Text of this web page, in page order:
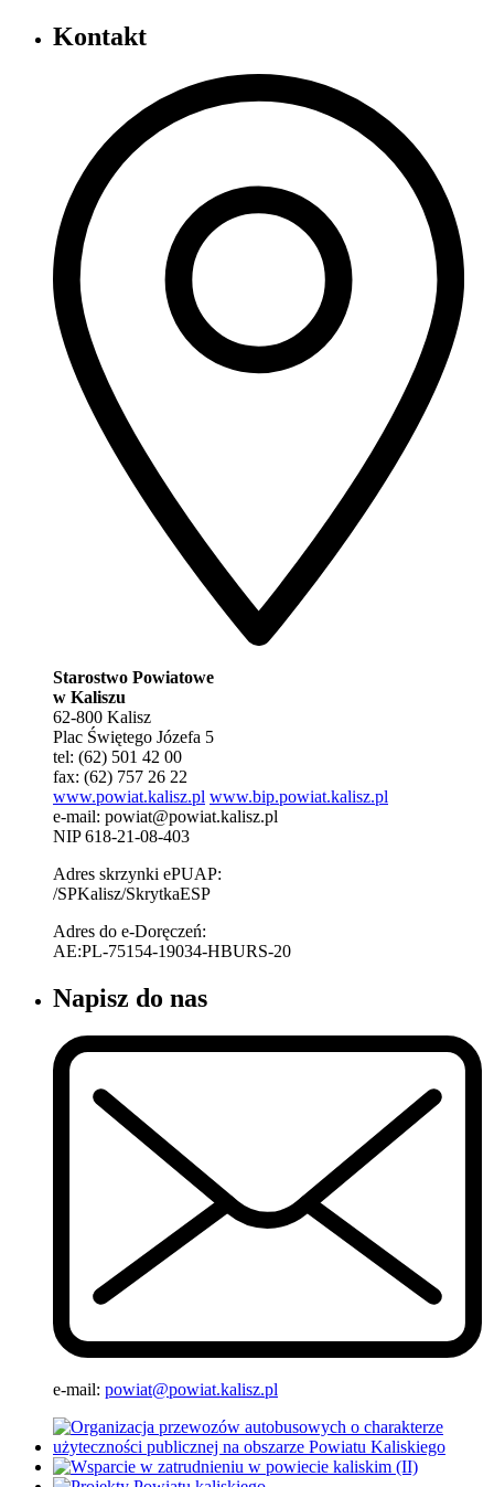
Kontakt
Starostwo Powiatowe
w Kaliszu
62-800 Kalisz
Plac Świętego Józefa 5
tel: (62) 501 42 00
fax: (62) 757 26 22
www.powiat.kalisz.pl www.bip.powiat.kalisz.pl
e-mail: powiat@powiat.kalisz.pl
NIP 618-21-08-403
Adres skrzynki ePUAP:
/SPKalisz/SkrytkaESP
Adres do e-Doręczeń:
AE:PL-75154-19034-HBURS-20
Napisz do nas
e-mail: powiat@powiat.kalisz.pl